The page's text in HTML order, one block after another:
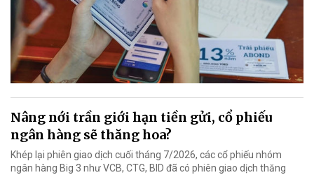
Nâng nới trần giới hạn tiền gửi, cổ phiếu
ngân hàng sẽ thăng hoa?
Khép lại phiên giao dịch cuối tháng 7/2026, các cổ phiếu nhóm
ngân hàng Big 3 như VCB, CTG, BID đã có phiên giao dịch thăng